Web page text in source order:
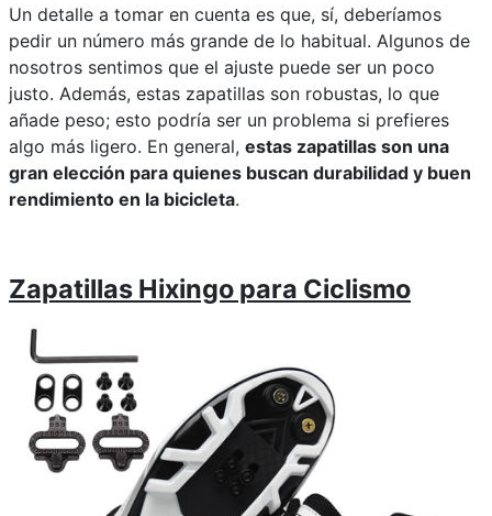
Un detalle a tomar en cuenta es que, sí, deberíamos
pedir un número más grande de lo habitual. Algunos de
nosotros sentimos que el ajuste puede ser un poco
justo. Además, estas zapatillas son robustas, lo que
añade peso; esto podría ser un problema si prefieres
algo más ligero. En general, estas zapatillas son una
gran elección para quienes buscan durabilidad y buen
rendimiento en la bicicleta.
Zapatillas Hixingo para Ciclismo